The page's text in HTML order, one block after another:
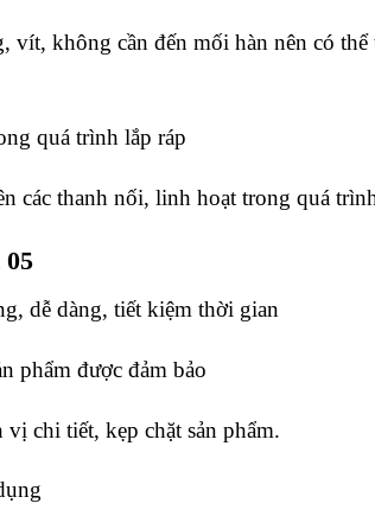
vít, không cần đến mối hàn nên có thể
quá trình lắp ráp
các thanh nối, linh hoạt trong quá
dễ dàng, tiết kiệm thời gian
phẩm được đảm bảo
chi tiết, kẹp chặt sản phẩm.